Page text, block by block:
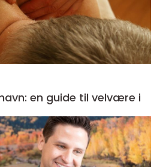
en guide til velvære i